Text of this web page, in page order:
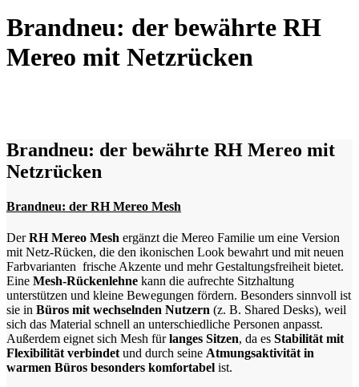
Brandneu: der bewährte RH
Mereo mit Netzrücken
Brandneu: der bewährte RH Mereo mit
Netzrücken
Brandneu: der RH Mereo Mesh
DerRH Mereo Mesh ergänzt die Mereo Familie um eine Version
mit Netz-Rücken, die den ikonischen Look bewahrt und mit neuen
Farbvarianten frische Akzente und mehr Gestaltungsfreiheit bietet.
Eine Mesh-Rückenlehne kann die aufrechte Sitzhaltung
unterstützen und kleine Bewegungen fördern. Besonders sinnvoll ist
sie in Büros mit wechselnden Nutzern (z. B. Shared Desks), weil
sich das Material schnell an unterschiedliche Personen anpasst.
Außerdem eignet sich Mesh fürlanges Sitzen, da es Stabilität mit
Flexibilität verbindetund durch seine Atmungsaktivität in
warmen Büros besonders komfortabel ist.